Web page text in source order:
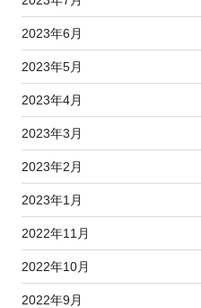
2023年6月
2023年5月
2023年4月
2023年3月
2023年2月
2023年1月
2022年11月
2022年10月
2022年9月